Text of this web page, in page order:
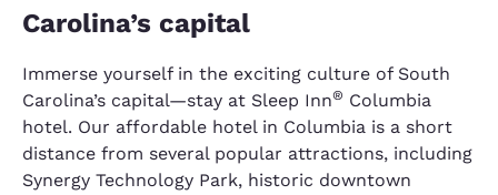
Carolina’s capital
Immerse yourself in the exciting culture of South
Carolina’s capital—stay at Sleep Inn® Columbia
hotel. Our affordable hotel in Columbia is a short
distance from several popular attractions, including
Synergy Technology Park, historic downtown